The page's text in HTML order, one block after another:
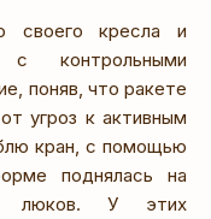
своего кресла и
контрольными
поняв, что ракете
угроз к активным
кран, с помощью
поднялась на
люков. У этих